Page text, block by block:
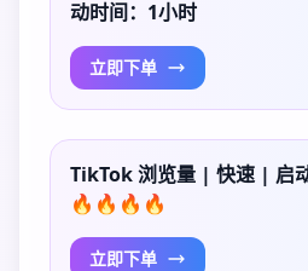
动时间：1小时
立即下单
TikTok 浏览量 | 快速 | 启
🔥🔥🔥🔥
立即下单